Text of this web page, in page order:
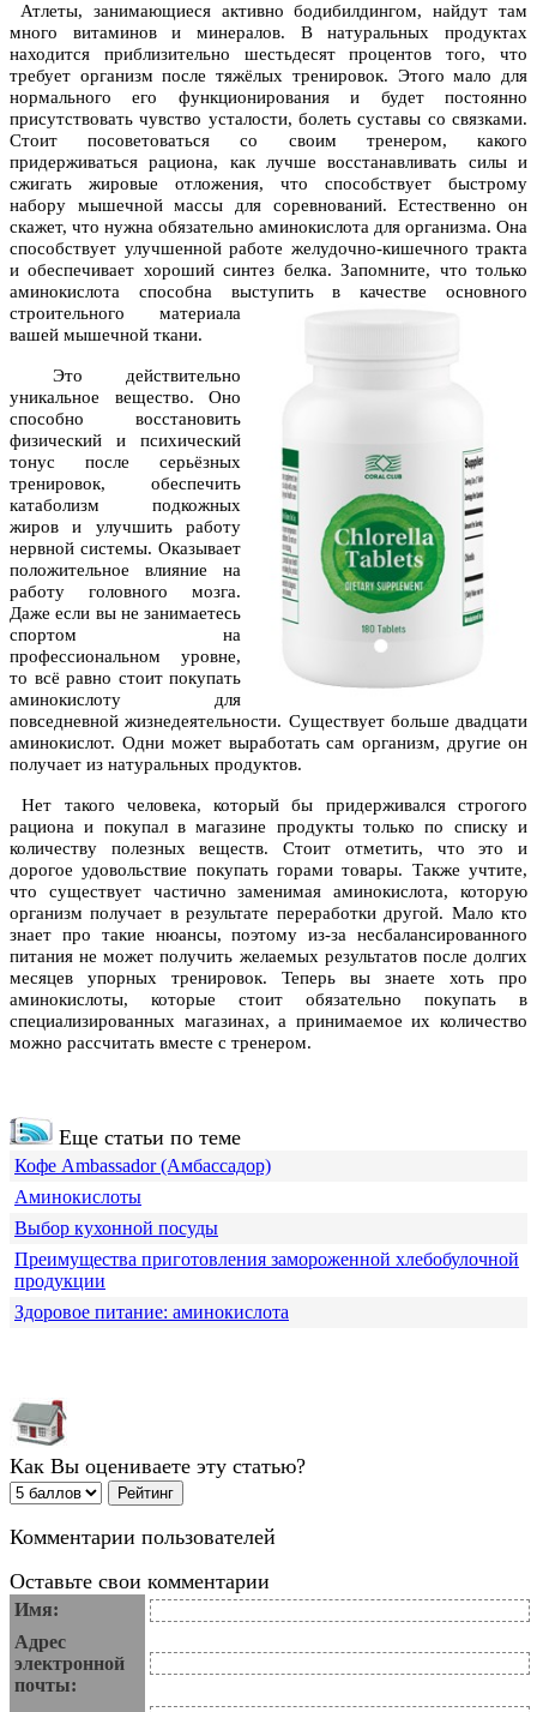
Атлеты, занимающиеся активно бодибилдингом, найдут там
много витаминов и минералов. В натуральных продуктах
находится приблизительно шестьдесят процентов того, что
требует организм после тяжёлых тренировок. Этого мало для
нормального его функционирования и будет постоянно
присутствовать чувство усталости, болеть суставы со связками.
Стоит посоветоваться со своим тренером, какого
придерживаться рациона, как лучше восстанавливать силы и
сжигать жировые отложения, что способствует быстрому
набору мышечной массы для соревнований. Естественно он
скажет, что нужна обязательно аминокислота для организма. Она
способствует улучшенной работе желудочно-кишечного тракта
и обеспечивает хороший синтез белка. Запомните, что только
аминокислота способна выступитьв качестве основного
строительного материала
вашей мышечной ткани.
Это действительно
уникальное вещество. Оно
способно восстановить
физический и психический
тонус после серьёзных
тренировок, обеспечить
катаболизм подкожных
жиров и улучшить работу
нервной системы. Оказывает
положительное влияние на
работу головного мозга.
Даже если вы не занимаетесь
спортом на
профессиональном уровне,
то всё равно стоит покупать
аминокислоту для
повседневной жизнедеятельности. Существует больше двадцати
аминокислот. Одни может выработать сам организм, другие он
получает из натуральных продуктов.
Нет такого человека, который бы придерживался строгого
рациона и покупал в магазине продукты только по списку и
количеству полезных веществ. Стоит отметить, что это и
дорогое удовольствие покупать горами товары. Также учтите,
что существует частично заменимая аминокислота, которую
организм получает в результате переработки другой. Мало кто
знает про такие нюансы, поэтому из-за несбалансированного
питания не может получить желаемых результатов после долгих
месяцев упорных тренировок. Теперь вы знаете хоть про
аминокислоты, которые стоит обязательно покупать в
специализированных магазинах, а принимаемое их количество
можно рассчитать вместе с тренером.
Еще статьи по теме
Кофе Ambassador (Амбассадор)
Аминокислоты
Выбор кухонной посуды
Преимущества приготовления замороженной хлебобулочной
продукции
Здоровое питание: аминокислота
Как Вы оцениваете эту статью?
Комментарии пользователей
Оставьте свои комментарии
Имя:
Адрес
электронной
почты: